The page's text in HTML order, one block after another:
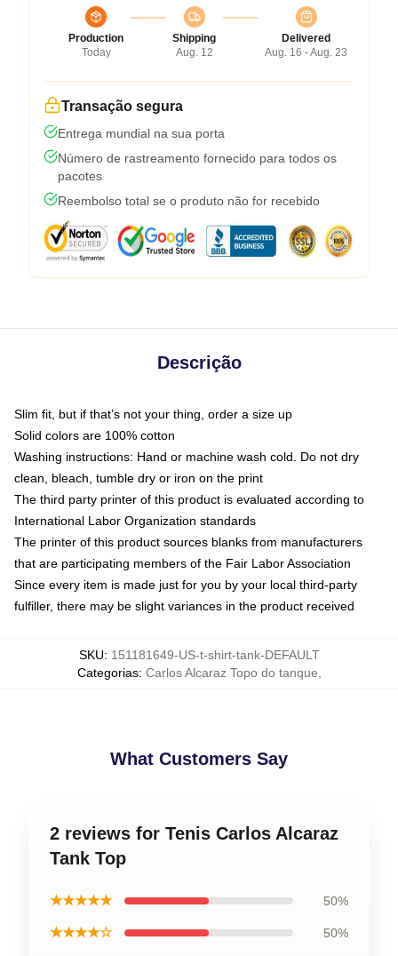
Production
Today
Shipping
Aug. 12
Delivered
Aug. 16 - Aug. 23
Transação segura
Entrega mundial na sua porta
Número de rastreamento fornecido para todos os
pacotes
Reembolso total se o produto não for recebido
Descrição
Slim fit, but if that’s not your thing, order a size up
Solid colors are 100% cotton
Washing instructions: Hand or machine wash cold. Do not dry
clean, bleach, tumble dry or iron on the print
The third party printer of this product is evaluated according to
International Labor Organization standards
The printer of this product sources blanks from manufacturers
that are participating members of the Fair Labor Association
Since every item is made just for you by your local third-party
fulfiller, there may be slight variances in the product received
SKU: 151181649-US-t-shirt-tank-DEFAULT
Categorias: Carlos Alcaraz Topo do tanque
What Customers Say
2 reviews for Tenis Carlos Alcaraz
Tank Top
★★★★★ 50%
★★★★☆ 50%